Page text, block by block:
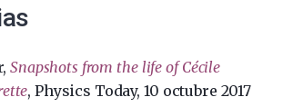
Snapshots from the life of Cécile
, Physics Today, 10 octubre 2017